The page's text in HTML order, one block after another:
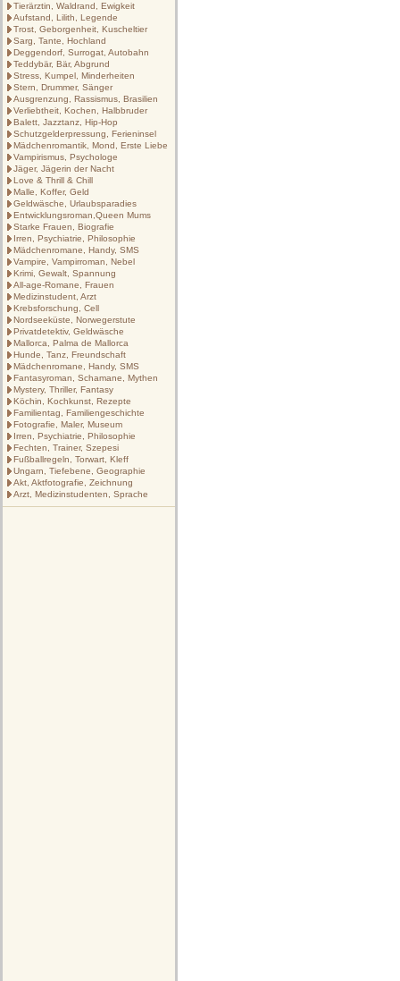
Tierärztin, Waldrand, Ewigkeit
Aufstand, Lilith, Legende
Trost, Geborgenheit, Kuscheltier
Sarg, Tante, Hochland
Deggendorf, Surrogat, Autobahn
Teddybär, Bär, Abgrund
Stress, Kumpel, Minderheiten
Stern, Drummer, Sänger
Ausgrenzung, Rassismus, Brasilien
Verliebtheit, Kochen, Halbbruder
Balett, Jazztanz, Hip-Hop
Schutzgelderpressung, Ferieninsel
Mädchenromantik, Mond, Erste Liebe
Vampirismus, Psychologe
Jäger, Jägerin der Nacht
Love & Thrill & Chill
Malle, Koffer, Geld
Geldwäsche, Urlaubsparadies
Entwicklungsroman,Queen Mums
Starke Frauen, Biografie
Irren, Psychiatrie, Philosophie
Mädchenromane, Handy, SMS
Vampire, Vampirroman, Nebel
Krimi, Gewalt, Spannung
All-age-Romane, Frauen
Medizinstudent, Arzt
Krebsforschung, Cell
Nordseeküste, Norwegerstute
Privatdetektiv, Geldwäsche
Mallorca, Palma de Mallorca
Hunde, Tanz, Freundschaft
Mädchenromane, Handy, SMS
Fantasyroman, Schamane, Mythen
Mystery, Thriller, Fantasy
Köchin, Kochkunst, Rezepte
Familientag, Familiengeschichte
Fotografie, Maler, Museum
Irren, Psychiatrie, Philosophie
Fechten, Trainer, Szepesi
Fußballregeln, Torwart, Kleff
Ungarn, Tiefebene, Geographie
Akt, Aktfotografie, Zeichnung
Arzt, Medizinstudenten, Sprache